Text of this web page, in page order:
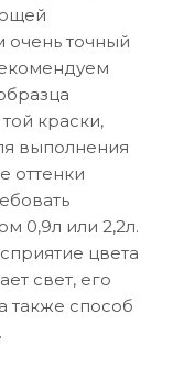
очень точный
краски,
выполнения
оттенки
0,9л или 2,2л.
цвета
свет, его
также способ